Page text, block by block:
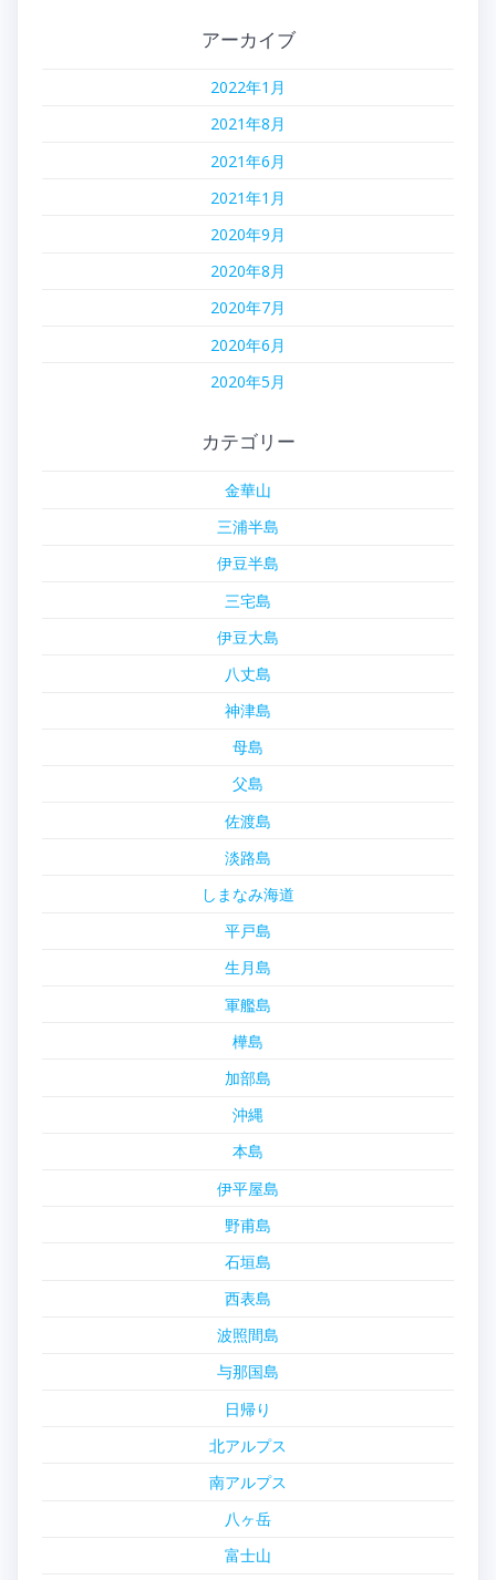
アーカイブ
2022年1月
2021年8月
2021年6月
2021年1月
2020年9月
2020年8月
2020年7月
2020年6月
2020年5月
カテゴリー
金華山
三浦半島
伊豆半島
三宅島
伊豆大島
八丈島
神津島
母島
父島
佐渡島
淡路島
しまなみ海道
平戸島
生月島
軍艦島
樺島
加部島
沖縄
本島
伊平屋島
野甫島
石垣島
西表島
波照間島
与那国島
日帰り
北アルプス
南アルプス
八ヶ岳
富士山